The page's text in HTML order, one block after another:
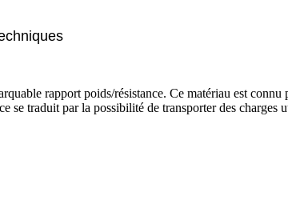
rapport poids/résistance. Ce matériau est
se traduit par la possibilité de transporter des